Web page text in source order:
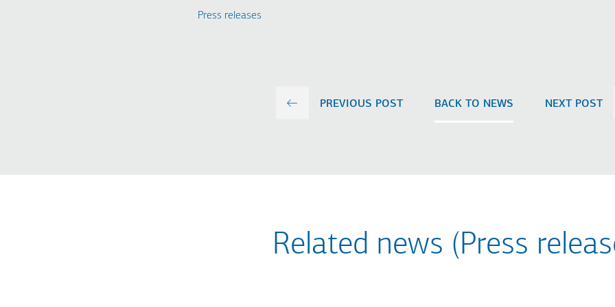
Press releases
PREVIOUS POST BACK TO NEWS NEXT POST
Related news (Press